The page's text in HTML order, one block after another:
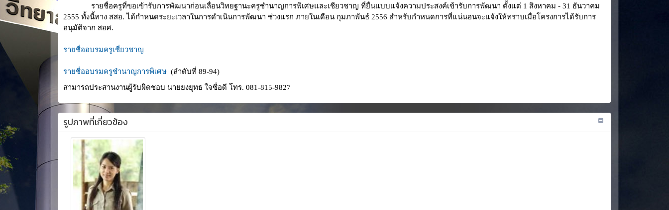
รายชื่อครูที่ขอเข้ารับการพัฒนาก่อนเลื่อนวิทยฐานะครูชำนาญการพิเศษและเชียวชาญ ที่ยื่นแบบแจ้งความประสงค์เข้ารับการพัฒนา ตั้งแต่ 1 สิงหาคม - 31 ธันวาคม
2555 ทั้งนี้ทาง สสอ. ได้กำหนดระยะเวลาในการดำเนินการพัฒนา ช่วงแรก ภายในเดือน กุมภาพันธ์ 2556 สำหรับกำหนดการที่แน่นอนจะแจ้งให้ทราบเมื่อโครงการได้รับการ
อนุมัติจาก สอศ.
รายชื่ออบรมครูเชี่ยวชาญ
รายชื่ออบรมครูชำนาญการพิเศษ (ลำดับที่ 89-94)
สามารถประสานงานผู้รับผิดชอบ นายยงยุทธ ใจซื่อดี โทร. 081-815-9827
รูปภาพที่เกี่ยวข้อง